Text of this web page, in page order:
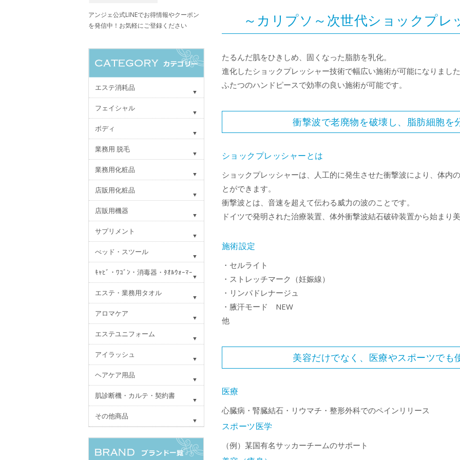
～カリプソ～次世代ショックプレ
たるんだ肌をひきしめ、固くなった脂肪を乳化。
進化したショックプレッシャー技術で幅広い施術が可能になりました
ふたつのハンドピースで効率の良い施術が可能です。
衝撃波で老廃物を破壊し、脂肪細胞を
ショックプレッシャーとは
ショックプレッシャーは、人工的に発生させた衝撃波により、体内
とができます。
衝撃波とは、音速を超えて伝わる威力の波のことです。
ドイツで発明された治療装置、体外衝撃波結石破砕装置から始まり
施術設定
・セルライト
・ストレッチマーク（妊娠線）
・リンパドレナージュ
・腋汗モード NEW
他
美容だけでなく、医療やスポーツでも
医療
心臓病・腎臓結石・リウマチ・整形外科でのペインリリース
スポーツ医学
（例）某国有名サッカーチームのサポート
アンジェ公式LINEでお得情報やクーポン
を発信中！お気軽にご登録ください
エステ消耗品
フェイシャル
ボディ
業務用 脱毛
業務用化粧品
店販用化粧品
店販用機器
サプリメント
べッド・スツール
ｷｬﾋﾞ・ﾜｺﾞﾝ・消毒器・ﾀｵﾙｳｫｰﾏｰ
エステ・業務用タオル
アロマケア
エステユニフォーム
アイラッシュ
ヘアケア用品
肌診断機・カルテ・契約書
その他商品